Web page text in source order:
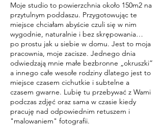
Moje studio to powierzchnia około 150m2 na
przytulnym poddaszu. Przygotowując te
miejsce chciałam abyście czuli się w nim
wygodnie, naturalnie i bez skrępowania…
po prostu jak u siebie w domu. Jest to moja
pracownia, moje zacisze. Jednego dnia
odwiedzają mnie małe bezbronne „okruszki”
a innego całe wesołe rodziny dlatego jest to
miejsce czasem cichutkie i subtelne a
czasem gwarne. Lubię tu przebywać z Wami
podczas zdjęć oraz sama w czasie kiedy
pracuję nad odpowiednim retuszem i
"malowaniem" fotografii.